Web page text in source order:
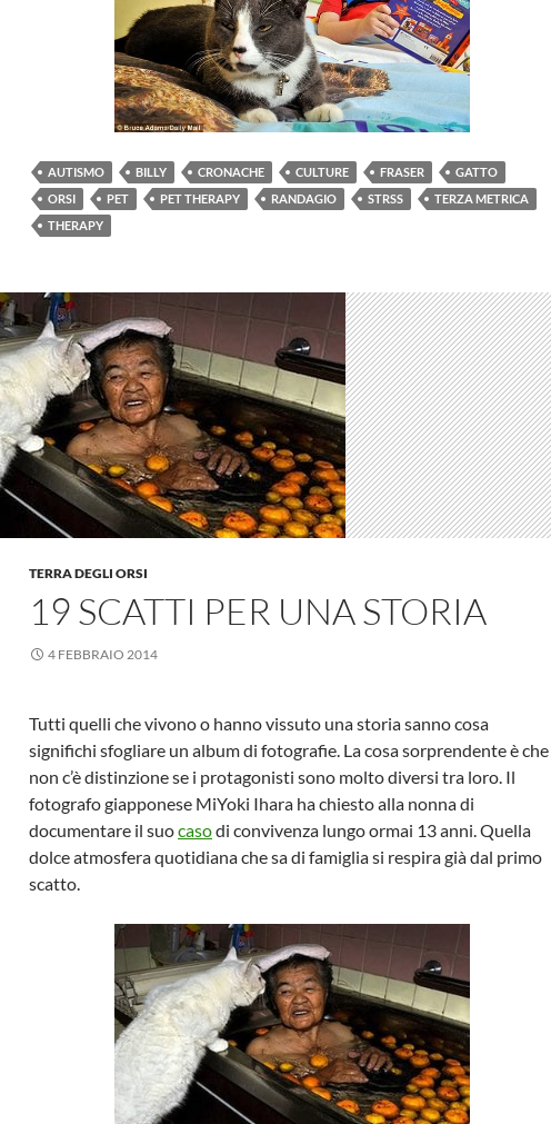
AUTISMO BILLY CRONACHE CULTURE FRASER
GATTO
ORSI
PET PET THERAPY RANDAGIO STRSS
TERZA METRICA
THERAPY
TERRA DEGLI ORSI
19 SCATTI PER UNA STORIA
4 FEBBRAIO 2014
Tutti quelli che vivono o hanno vissuto una storia sanno cosa
significhi sfogliare un album di fotografie. La cosa sorprendente è che
non c’è distinzione se i protagonisti sono molto diversi tra loro. Il
fotografo giapponese MiYoki Ihara ha chiesto alla nonna di
documentare il suocasodi convivenza lungo ormai 13 anni. Quella
dolce atmosfera quotidiana che sa di famiglia si respira già dal primo
scatto.